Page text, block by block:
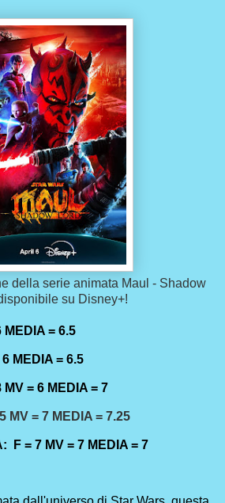
della serie animata Maul - Shadow
su Disney+!
MEDIA = 6.5
MEDIA = 6.5
MV = 6 MEDIA = 7
MV = 7 MEDIA = 7.25
F = 7 MV = 7 MEDIA = 7